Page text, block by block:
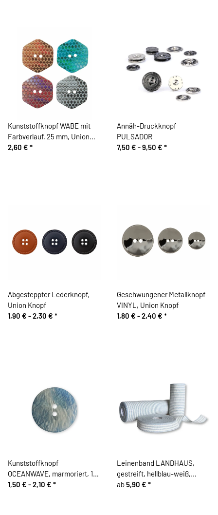
Kunststoffknopf WABE mit
Farbverlauf, 25 mm, Union
Knopf
2,60 € *
Annäh-Druckknopf
PULSADOR
7,50 € -9,50 € *
Abgesteppter Lederknopf,
Union Knopf
1,90 € -2,30 € *
Geschwungener Metallknopf
VINYL, Union Knopf
1,80 € -2,40 € *
Kunststoffknopf
OCEANWAVE, marmoriert, 15,
20, 25 mm, Dill Knopf
1,50 € -2,10 € *
Leinenband LANDHAUS,
gestreift, hellblau-weiß,
Vaupel & Heilenbeck
ab5,90 € *